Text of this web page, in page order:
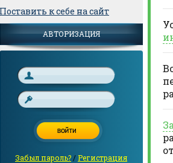
Поставить к себе на сайт
АВТОРИЗАЦИЯ
Забыл пароль? /Регистрация